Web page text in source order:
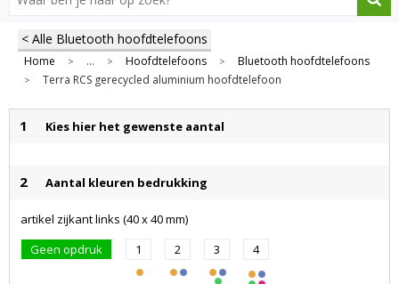
< Alle Bluetooth hoofdtelefoons
Home > ... > Hoofdtelefoons > Bluetooth hoofdtelefoons
> Terra RCS gerecycled aluminium hoofdtelefoon
1 Kies hier het gewenste aantal
2 Aantal kleuren bedrukking
artikel zijkant links (40 x 40 mm)
Geen opdruk
1 2 3 4